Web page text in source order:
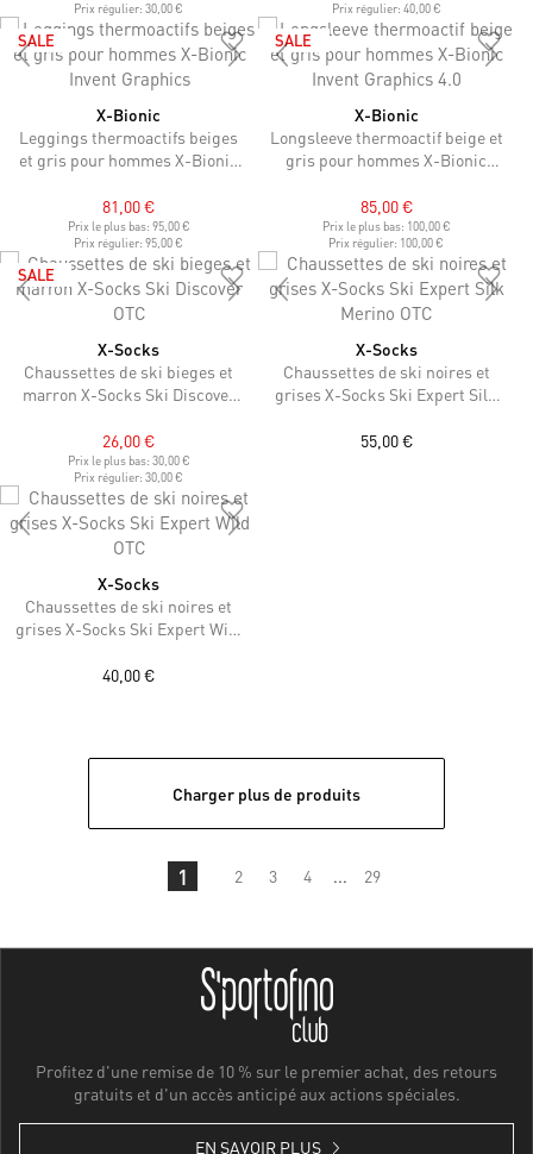
Prix régulier:30,00 €
Prix régulier: 40,00 €
SALE
X-Bionic
Leggings thermoactifs beiges
et gris pour hommes X-Bionic
81,00 €
Prix le plus bas: 95,00 €
Prix régulier:95,00 €
SALE
X-Bionic
Longsleeve thermoactif beige et
gris pour hommes X-Bionic
85,00 €
Prix le plus bas: 100,00 €
Prix régulier: 100,00 €
SALE
X-Socks
Chaussettes de ski bieges et
marron X-Socks Ski Discover
26,00 €
Prix le plus bas: 30,00 €
Prix régulier:30,00 €
X-Socks
Chaussettes de ski noires et
grises X-Socks Ski Expert Silk
55,00 €
X-Socks
Chaussettes de ski noires et
grises X-Socks Ski Expert Wild
40,00 €
Charger plus de produits
1 2 3 4 ... 29
Profitez d'une remise de 10 % sur le premier achat, des retours
gratuits et d'un accès anticipé aux actions spéciales.
EN SAVOIR PLUS